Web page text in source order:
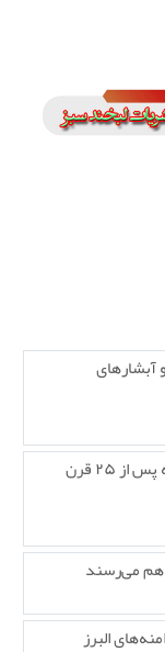
آبشارهای
۱۰ حقیقت جالب درباره تخت جمشید؛ شکوهی که پس از ۲۵ قرن
هم می‌رسند
البرز